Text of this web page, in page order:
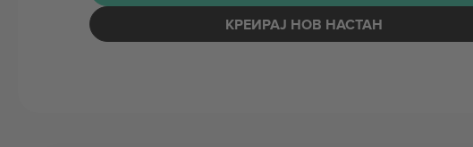
КРЕИРАЈ НОВ НАСТАН